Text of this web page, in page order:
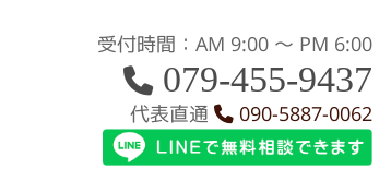
受付時間：AM 9:00 〜 PM 6:00
079-455-9437
代表直通 090-5887-0062